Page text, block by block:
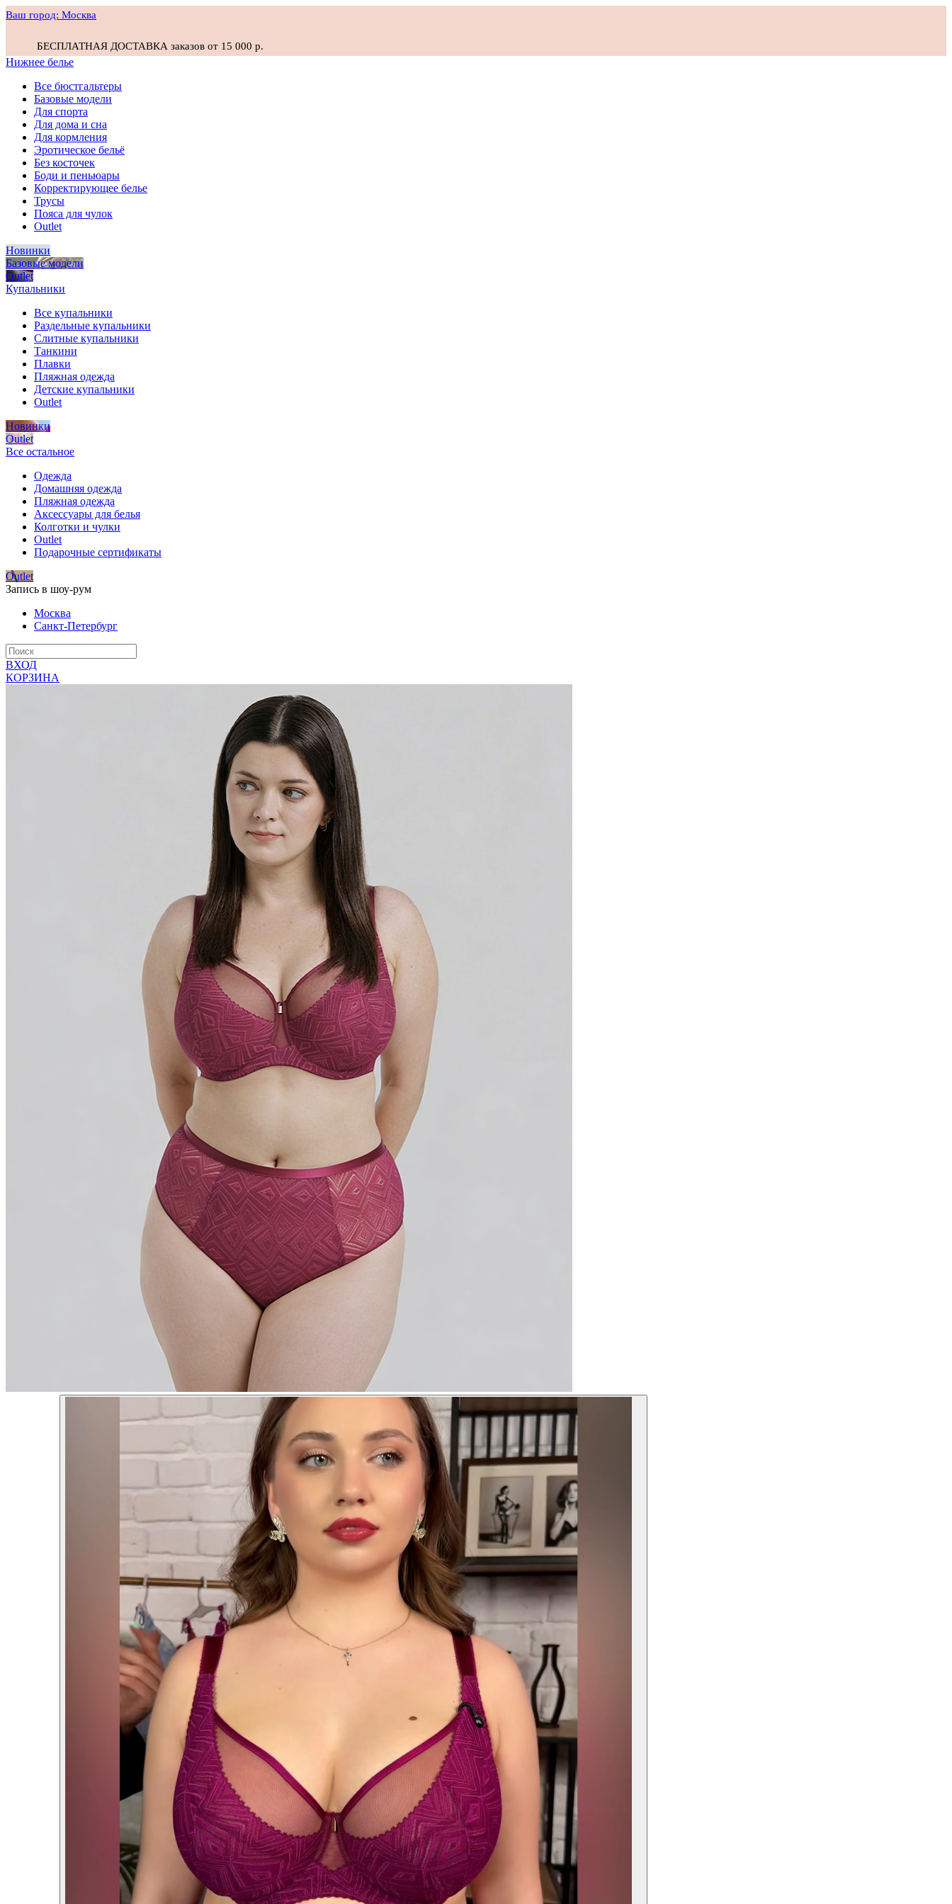
Ваш город: Москва
БЕСПЛАТНАЯ ДОСТАВКА заказов от 15 000 р.
Нижнее белье
Все бюстгальтеры
Базовые модели
Для спорта
Для дома и сна
Для кормления
Эротическое бельё
Без косточек
Боди и пеньюары
Корректирующее белье
Трусы
Пояса для чулок
Outlet
Новинки
Базовые модели
Outlet
Купальники
Все купальники
Раздельные купальники
Слитные купальники
Танкини
Плавки
Пляжная одежда
Детские купальники
Outlet
Новинки
Outlet
Все остальное
Одежда
Домашняя одежда
Пляжная одежда
Аксессуары для белья
Колготки и чулки
Outlet
Подарочные сертификаты
Outlet
Запись в шоу-рум
Москва
Санкт-Петербург
ВХОД
КОРЗИНА